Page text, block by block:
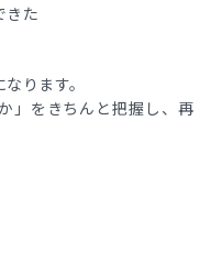
きた
ります。
」をきちんと把握し、再